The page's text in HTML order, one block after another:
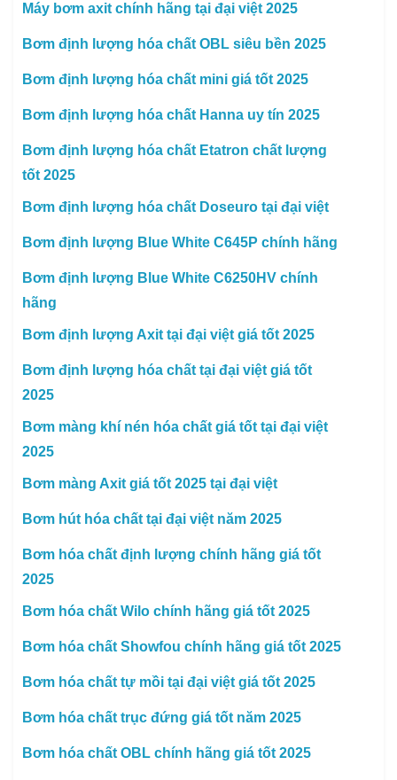
Máy bơm axit chính hãng tại đại việt 2025
Bơm định lượng hóa chất OBL siêu bền 2025
Bơm định lượng hóa chất mini giá tốt 2025
Bơm định lượng hóa chất Hanna uy tín 2025
Bơm định lượng hóa chất Etatron chất lượng
tốt 2025
Bơm định lượng hóa chất Doseuro tại đại việt
Bơm định lượng Blue White C645P chính hãng
Bơm định lượng Blue White C6250HV chính
hãng
Bơm định lượng Axit tại đại việt giá tốt 2025
Bơm định lượng hóa chất tại đại việt giá tốt
2025
Bơm màng khí nén hóa chất giá tốt tại đại việt
2025
Bơm màng Axit giá tốt 2025 tại đại việt
Bơm hút hóa chất tại đại việt năm 2025
Bơm hóa chất định lượng chính hãng giá tốt
2025
Bơm hóa chất Wilo chính hãng giá tốt 2025
Bơm hóa chất Showfou chính hãng giá tốt 2025
Bơm hóa chất tự mồi tại đại việt giá tốt 2025
Bơm hóa chất trục đứng giá tốt năm 2025
Bơm hóa chất OBL chính hãng giá tốt 2025